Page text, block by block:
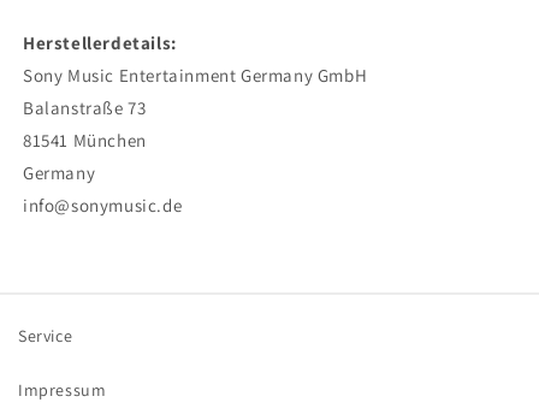
Herstellerdetails:
Sony Music Entertainment Germany GmbH
Balanstraße 73
81541 München
Germany
info@sonymusic.de
Service
Impressum